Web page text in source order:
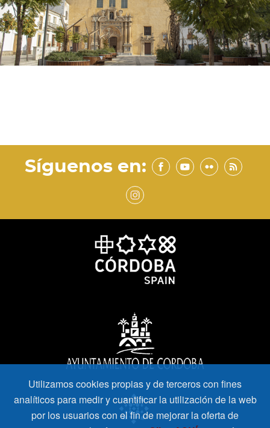
Síguenos en:
Utilizamos cookies propias y de terceros con fines
analíticos para medir y cuantificar la utilización de la web
por los usuarios con el fin de mejorar la oferta de